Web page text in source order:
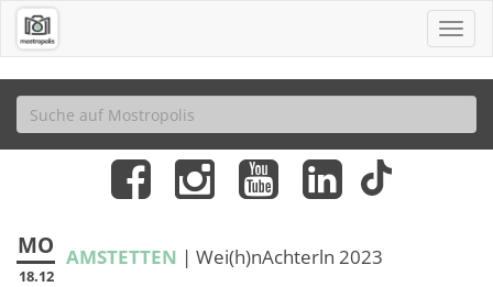
MO
18.12
AMSTETTEN | Wei(h)nAchterln 2023